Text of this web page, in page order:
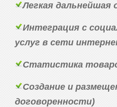
Легкая
Интеграция с
услуг в сети
Статистика
Создание и
договоренности)